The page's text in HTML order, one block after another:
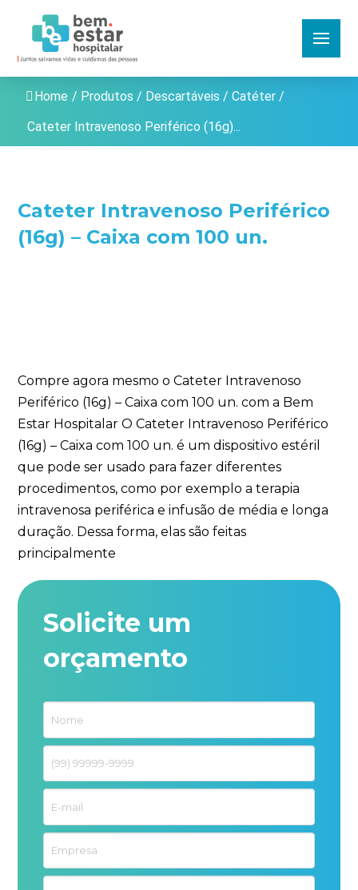
Home / Produtos / Descartáveis / Catéter /
Cateter Intravenoso Periférico (16g)...
Cateter Intravenoso Periférico
(16g) – Caixa com 100 un.
Compre agora mesmo o Cateter Intravenoso
Periférico (16g) – Caixa com 100 un. com a Bem
Estar Hospitalar O Cateter Intravenoso Periférico
(16g) – Caixa com 100 un. é um dispositivo estéril
que pode ser usado para fazer diferentes
procedimentos, como por exemplo a terapia
intravenosa periférica e infusão de média e longa
duração. Dessa forma, elas são feitas
principalmente
Solicite um
orçamento